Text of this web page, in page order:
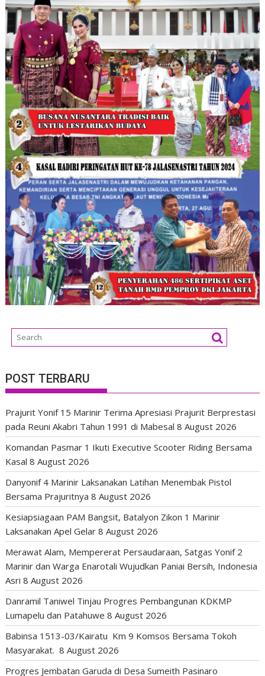
POST TERBARU
Prajurit Yonif 15 Marinir Terima Apresiasi Prajurit Berprestasi
pada Reuni Akabri Tahun 1991 di Mabesal 8 August 2026
Komandan Pasmar 1 Ikuti Executive Scooter Riding Bersama
Kasal 8 August 2026
Danyonif 4 Marinir Laksanakan Latihan Menembak Pistol
Bersama Prajuritnya 8 August 2026
Kesiapsiagaan PAM Bangsit, Batalyon Zikon 1 Marinir
Laksanakan Apel Gelar 8 August 2026
Merawat Alam, Mempererat Persaudaraan, Satgas Yonif 2
Marinir dan Warga Enarotali Wujudkan Paniai Bersih, Indonesia
Asri 8 August 2026
Danramil Taniwel Tinjau Progres Pembangunan KDKMP
Lumapelu dan Patahuwe 8 August 2026
Babinsa 1513-03/Kairatu Km 9 Komsos Bersama Tokoh
Masyarakat. 8 August 2026
Progres Jembatan Garuda di Desa Sumeith Pasinaro